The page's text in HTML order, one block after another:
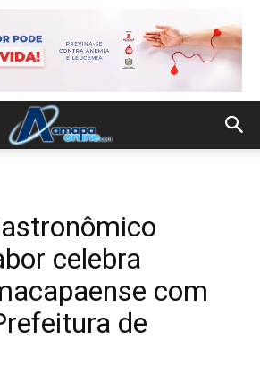
celebra
com
de